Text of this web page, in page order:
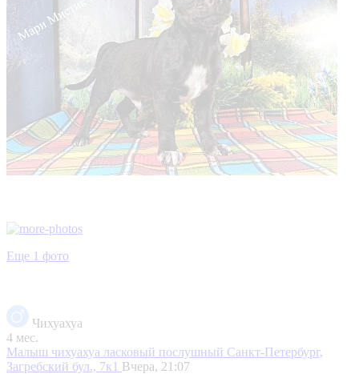
Еще 1 фото
Чихуахуа
4 мес.
Малыш чихуахуа ласковый послушный Санкт-Петербург,
Загребский бул., 7к1 Вчера, 21:07